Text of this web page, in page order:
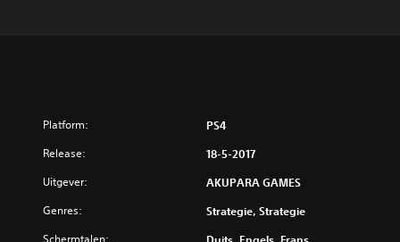
Platform: PS4
Release: 18-5-2017
Uitgever: AKUPARA GAMES
Genres: Strategie, Strategie
Schermtalen: